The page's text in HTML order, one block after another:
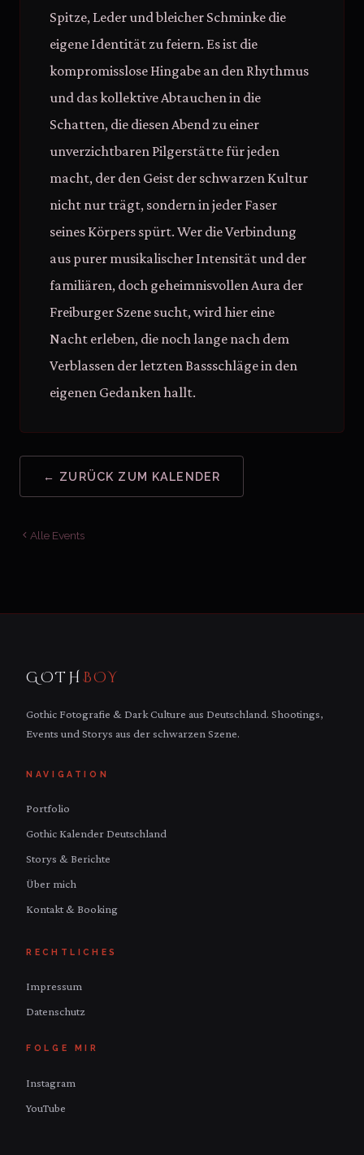
Spitze, Leder und bleicher Schminke die
eigene Identität zu feiern. Es ist die
kompromisslose Hingabe an den Rhythmus
und das kollektive Abtauchen in die
Schatten, die diesen Abend zu einer
unverzichtbaren Pilgerstätte für jeden
macht, der den Geist der schwarzen Kultur
nicht nur trägt, sondern in jeder Faser
seines Körpers spürt. Wer die Verbindung
aus purer musikalischer Intensität und der
familiären, doch geheimnisvollen Aura der
Freiburger Szene sucht, wird hier eine
Nacht erleben, die noch lange nach dem
Verblassen der letzten Bassschläge in den
eigenen Gedanken hallt.
← ZURÜCK ZUM KALENDER
Alle Events
GOTH BOY
Gothic Fotografie & Dark Culture aus Deutschland. Shootings,
Events und Storys aus der schwarzen Szene.
NAVIGATION
Portfolio
Gothic Kalender Deutschland
Storys & Berichte
Über mich
Kontakt & Booking
RECHTLICHES
Impressum
Datenschutz
FOLGE MIR
Instagram
YouTube